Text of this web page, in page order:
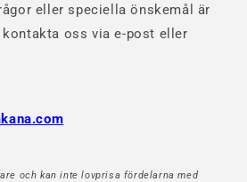
eller speciella önskemål är
oss via e-post eller
och kan inte lovprisa fördelarna med